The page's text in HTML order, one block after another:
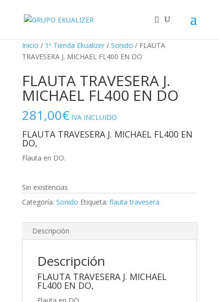
Inicio / 1ª Tienda Ekualizer/ Sonido / FLAUTA
TRAVESERA J. MICHAEL FL400 EN DO
FLAUTA TRAVESERA J.
MICHAEL FL400 EN DO
281,00€ IVA INCLUIDO
FLAUTA TRAVESERA J. MICHAEL FL400 EN
DO,
Flauta en DO.
Sin existencias
Categoría: Sonido Etiqueta: flauta travesera
Descripción
Descripción
FLAUTA TRAVESERA J. MICHAEL
FL400 EN DO,